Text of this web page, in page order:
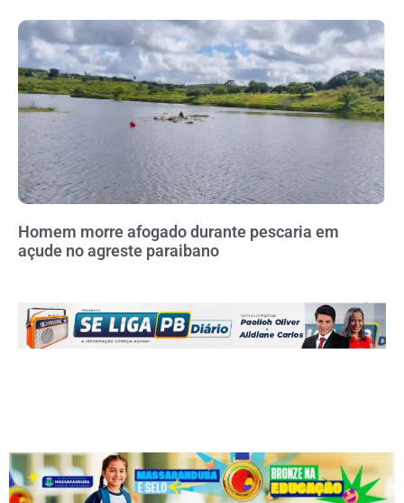
Homem morre afogado durante pescaria em
açude no agreste paraibano